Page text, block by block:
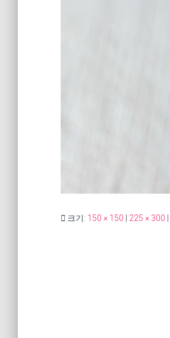
크기: 150 × 150 225 × 300